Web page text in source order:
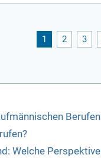
1 2 3
Welche